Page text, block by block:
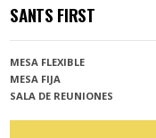
SANTS FIRST
MESA FLEXIBLE
MESA FIJA
SALA DE REUNIONES